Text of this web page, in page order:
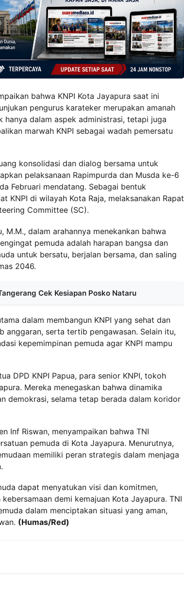
bahwa KNPI Kota Jayapura saat ini
pengurus karateker merupakan amanah
dalam aspek administrasi, tetapi juga
marwah KNPI sebagai wadah pemersatu
konsolidasi dan dialog bersama untuk
pelaksanaan Rapimpurda dan Musda ke-6
Februari mendatang. Sebagai bentuk
KNPI di wilayah Kota Raja, melaksanakan Rapat
Committee (SC).
M.M., dalam arahannya menekankan bahwa
pemuda adalah harapan bangsa dan
untuk bersatu, berjalan bersama, dan saling
2046.
Cek Kesiapan Posko Nataru
dalam membangun KNPI yang sehat dan
serta tertib pengawasan. Selain itu,
kepemimpinan pemuda agar KNPI mampu
DPD KNPI Papua, para senior KNPI, tokoh
Mereka menegaskan bahwa dinamika
demokrasi, selama tetap berada dalam koridor
Inf Riswan, menyampaikan bahwa TNI
pemuda di Kota Jayapura. Menurutnya,
memiliki peran strategis dalam menjaga
dapat menyatukan visi dan komitmen,
demi kemajuan Kota Jayapura. TNI
dalam menciptakan situasi yang aman,
(Humas/Red)